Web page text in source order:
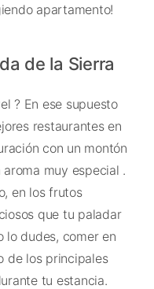
apartamento!
de la Sierra
? En ese supuesto
restaurantes en
con un montón
muy especial .
en los frutos
que tu paladar
lo dudes, comer en
de los principales
tu estancia.